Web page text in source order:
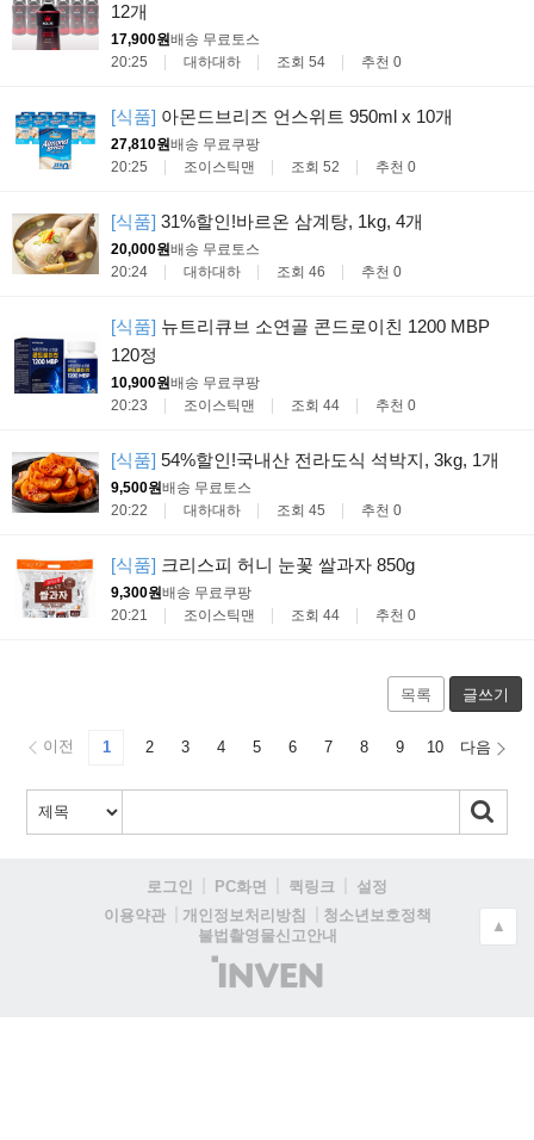
12개
17,900원배송 무료토스
20:25
대하대하 조회 54 추천 0
[식품] 아몬드브리즈 언스위트 950ml x 10개
27,810원배송 무료쿠팡
20:25
조이스틱맨 조회 52 추천 0
[식품] 31%할인!바르온 삼계탕, 1kg, 4개
20,000원배송 무료토스
20:24
대하대하 조회 46 추천 0
[식품] 뉴트리큐브 소연골 콘드로이친 1200 MBP
120정
10,900원배송 무료쿠팡
20:23
조이스틱맨 조회 44 추천 0
[식품] 54%할인!국내산 전라도식 석박지, 3kg, 1개
9,500원배송 무료토스
20:22
대하대하 조회 45 추천 0
[식품] 크리스피 허니 눈꽃 쌀과자 850g
9,300원배송 무료쿠팡
20:21
조이스틱맨 조회 44 추천 0
목록 글쓰기
이전 1 2 3 4 5 6 7 8 9 10 다음
로그인 PC화면 퀵링크
설정
이용약관
개인정보처리방침
청소년보호정책
불법촬영물신고안내
(주)
인
▲